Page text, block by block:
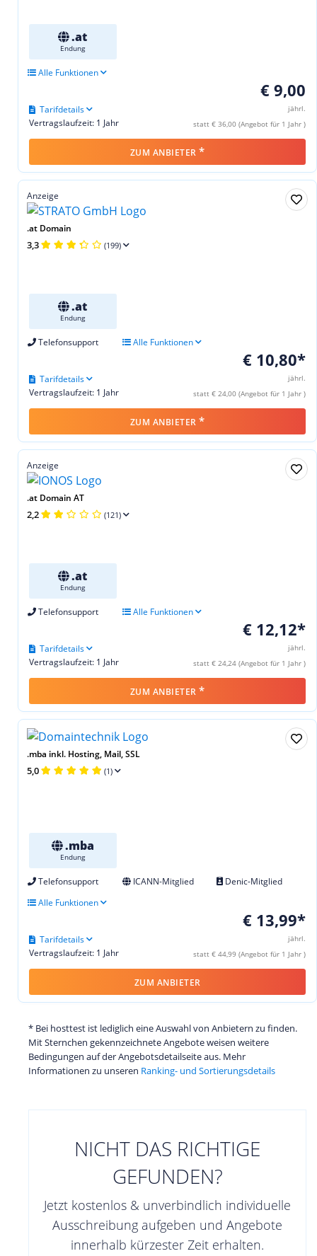
.at
Endung
Alle Funktionen
€ 9,00
jährl.
statt € 36,00 (Angebot für 1 Jahr )
Vertragslaufzeit: 1 Jahr
Tarifdetails
ZUM ANBIETER *
Anzeige
.at Domain
3,3 (199)
.at
Endung
Telefonsupport Alle Funktionen
€ 10,80*
jährl.
statt € 24,00 (Angebot für 1 Jahr )
Vertragslaufzeit: 1 Jahr
Tarifdetails
ZUM ANBIETER *
Anzeige
.at Domain AT
2,2 (121)
.at
Endung
Telefonsupport Alle Funktionen
€ 12,12*
jährl.
statt € 24,24 (Angebot für 1 Jahr )
Vertragslaufzeit: 1 Jahr
Tarifdetails
ZUM ANBIETER *
.mba inkl. Hosting, Mail, SSL
5,0 (1)
.mba
Endung
Telefonsupport ICANN-Mitglied
Denic-Mitglied
Alle Funktionen
€ 13,99*
jährl.
statt € 44,99 (Angebot für 1 Jahr )
Vertragslaufzeit: 1 Jahr
Tarifdetails
ZUM ANBIETER
* Bei hosttest ist lediglich eine Auswahl von Anbietern zu finden.
Mit Sternchen gekennzeichnete Angebote weisen weitere
Bedingungen auf der Angebotsdetailseite aus. Mehr
Informationen zu unseren Ranking- und Sortierungsdetails
NICHT DAS RICHTIGE
GEFUNDEN?
Jetzt kostenlos & unverbindlich individuelle
Ausschreibung aufgeben und Angebote
innerhalb kürzester Zeit erhalten.